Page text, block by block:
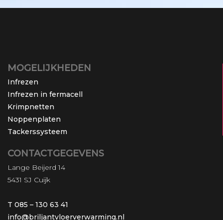
MOGELIJKHEDEN
Infrezen
Infrezen in fermacell
Krimpnetten
Noppenplaten
Tackerssysteem
CONTACTGEGEVENS
Lange Beijerd 14
5431 SJ Cuijk
T 085 – 130 63 41
info@briljantvloerverwarming.nl